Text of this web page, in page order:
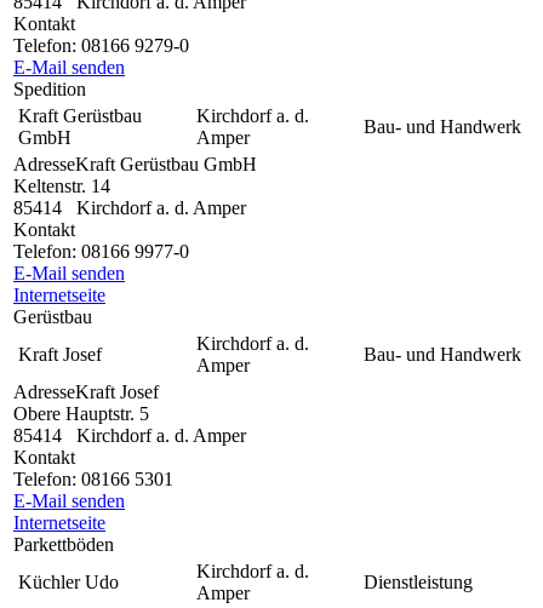
Kontakt
Telefon: 08166 9279-0
E-Mail senden
Spedition
Kraft Gerüstbau
GmbH
Kirchdorf a. d.
Amper
Bau- und Handwerk
AdresseKraft Gerüstbau GmbH
Keltenstr. 14
85414
Kirchdorf a. d. Amper
Kontakt
Telefon: 08166 9977-0
E-Mail senden
Internetseite
Gerüstbau
Kraft Josef
Kirchdorf a. d.
Amper
Bau- und Handwerk
AdresseKraft Josef
Obere Hauptstr. 5
85414
Kirchdorf a. d. Amper
Kontakt
Telefon: 08166 5301
E-Mail senden
Internetseite
Parkettböden
Küchler Udo
Kirchdorf a. d.
Amper
Dienstleistung